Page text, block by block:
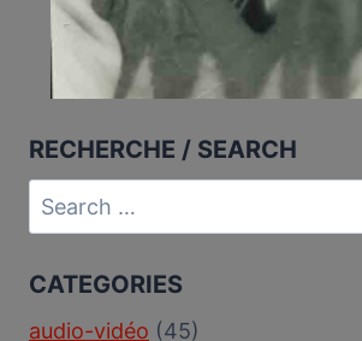
RECHERCHE / SEARCH
Search
for:
CATEGORIES
audio-vidéo (45)